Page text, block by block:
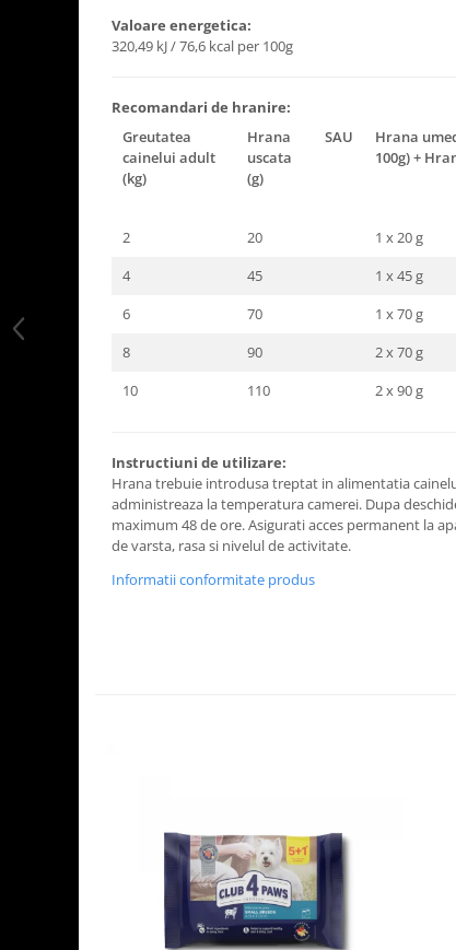
Valoare energetica:
320,49 kJ / 76,6 kcal per 100g
Recomandari de hranire:
Greutatea
cainelui adult
(kg)
Hrana
uscata
(g)
SAU
Hrana
100g) +
2
20 1 x 20 g
4
45 1 x 45 g
6
70 1 x 70 g
8
90 2 x 70 g
10
110 2 x 90 g
Instructiuni de utilizare:
Hrana trebuie introdusa treptat in alimentatia
administreaza la temperatura camerei. Dupa
maximum 48 de ore. Asigurati acces permanent la
de varsta, rasa si nivelul de activitate.
Informatii conformitate produs